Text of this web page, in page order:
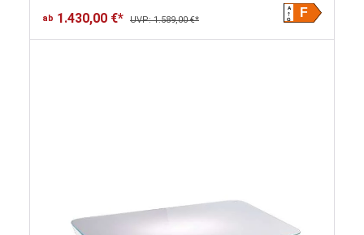
ab 1.430,00 €* UVP: 1.589,00 €*
F
A
G